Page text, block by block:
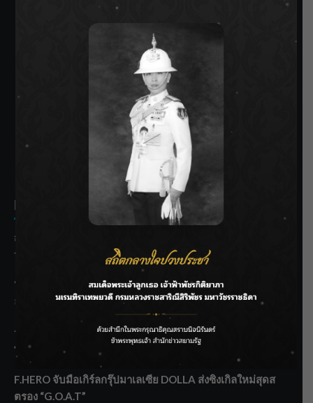
SIAMRATH VARIETY
THE BEST ENTERTAINMENT
Recent Posts
กรมชลฯ รับฟังประชาชน ติดตามแก้ปัญหาโครงการประตู
ระบายน้ำศรีสองรักฯ
‘แมน การิน’ แชร์ความเชื่อชวนคิด! “อยากกินอะไรหลังจาก
ลาโลกนี้ ให้ใส่บาตรสิ่งนั้นไว้ตอนยังมีชีวิต”
ราชเลขานุการในพระองค์ฯ ติดตามโครงการหุบกะพง–ห้วย
ทรายใต้ เสริมความมั่นคงน้ำเพชรบุรี
F.HERO จับมือเกิร์ลกรุ๊ปมาเลเซีย DOLLA ส่งซิงเกิลใหม่สุดส
ตรอง “G.O.A.T”